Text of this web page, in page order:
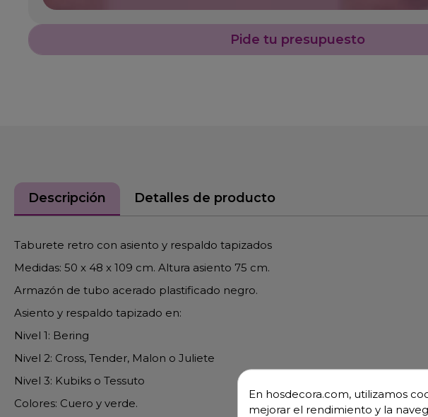
Pide tu presupuesto
Descripción Detalles de producto
Taburete retro con asiento y respaldo tapizados
Medidas: 50 x 48 x 109 cm. Altura asiento 75 cm.
Armazón de tubo acerado plastificado negro.
Asiento y respaldo tapizado en:
Nivel 1: Bering
Nivel 2: Cross, Tender, Malon o Juliete
Nivel 3: Kubiks o Tessuto
Colores: Cuero y verde.
En hosdecora.com, utilizamos
mejorar el rendimiento y la